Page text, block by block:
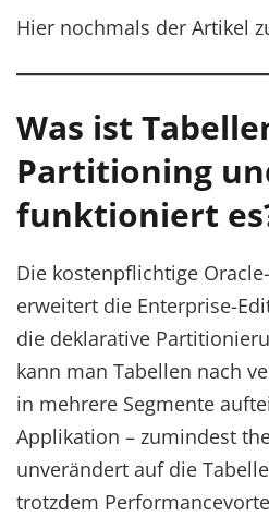
Hier nochmals der Artikel
Was ist
Partitioning
funktioniert
Die kostenpflichtige
erweitert die Enterprise-
die deklarative
kann man Tabellen nach
in mehrere Segmente
Applikation – zumindest
unverändert auf die
trotzdem